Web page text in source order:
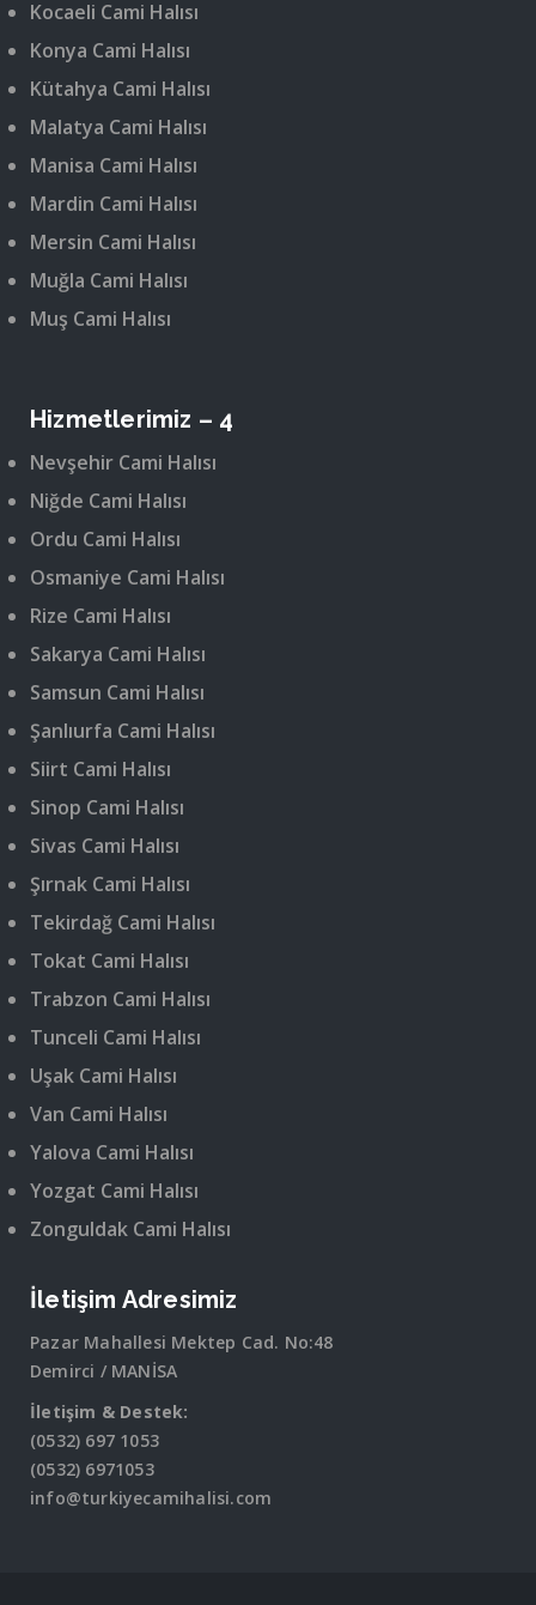
Kocaeli Cami Halısı
Konya Cami Halısı
Kütahya Cami Halısı
Malatya Cami Halısı
Manisa Cami Halısı
Mardin Cami Halısı
Mersin Cami Halısı
Muğla Cami Halısı
Muş Cami Halısı
Hizmetlerimiz – 4
Nevşehir Cami Halısı
Niğde Cami Halısı
Ordu Cami Halısı
Osmaniye Cami Halısı
Rize Cami Halısı
Sakarya Cami Halısı
Samsun Cami Halısı
Şanlıurfa Cami Halısı
Siirt Cami Halısı
Sinop Cami Halısı
Sivas Cami Halısı
Şırnak Cami Halısı
Tekirdağ Cami Halısı
Tokat Cami Halısı
Trabzon Cami Halısı
Tunceli Cami Halısı
Uşak Cami Halısı
Van Cami Halısı
Yalova Cami Halısı
Yozgat Cami Halısı
Zonguldak Cami Halısı
İletişim Adresimiz
Pazar Mahallesi Mektep Cad. No:48
Demirci / MANİSA
İletişim & Destek:
(0532) 697 1053
(0532) 6971053
info@turkiyecamihalisi.com